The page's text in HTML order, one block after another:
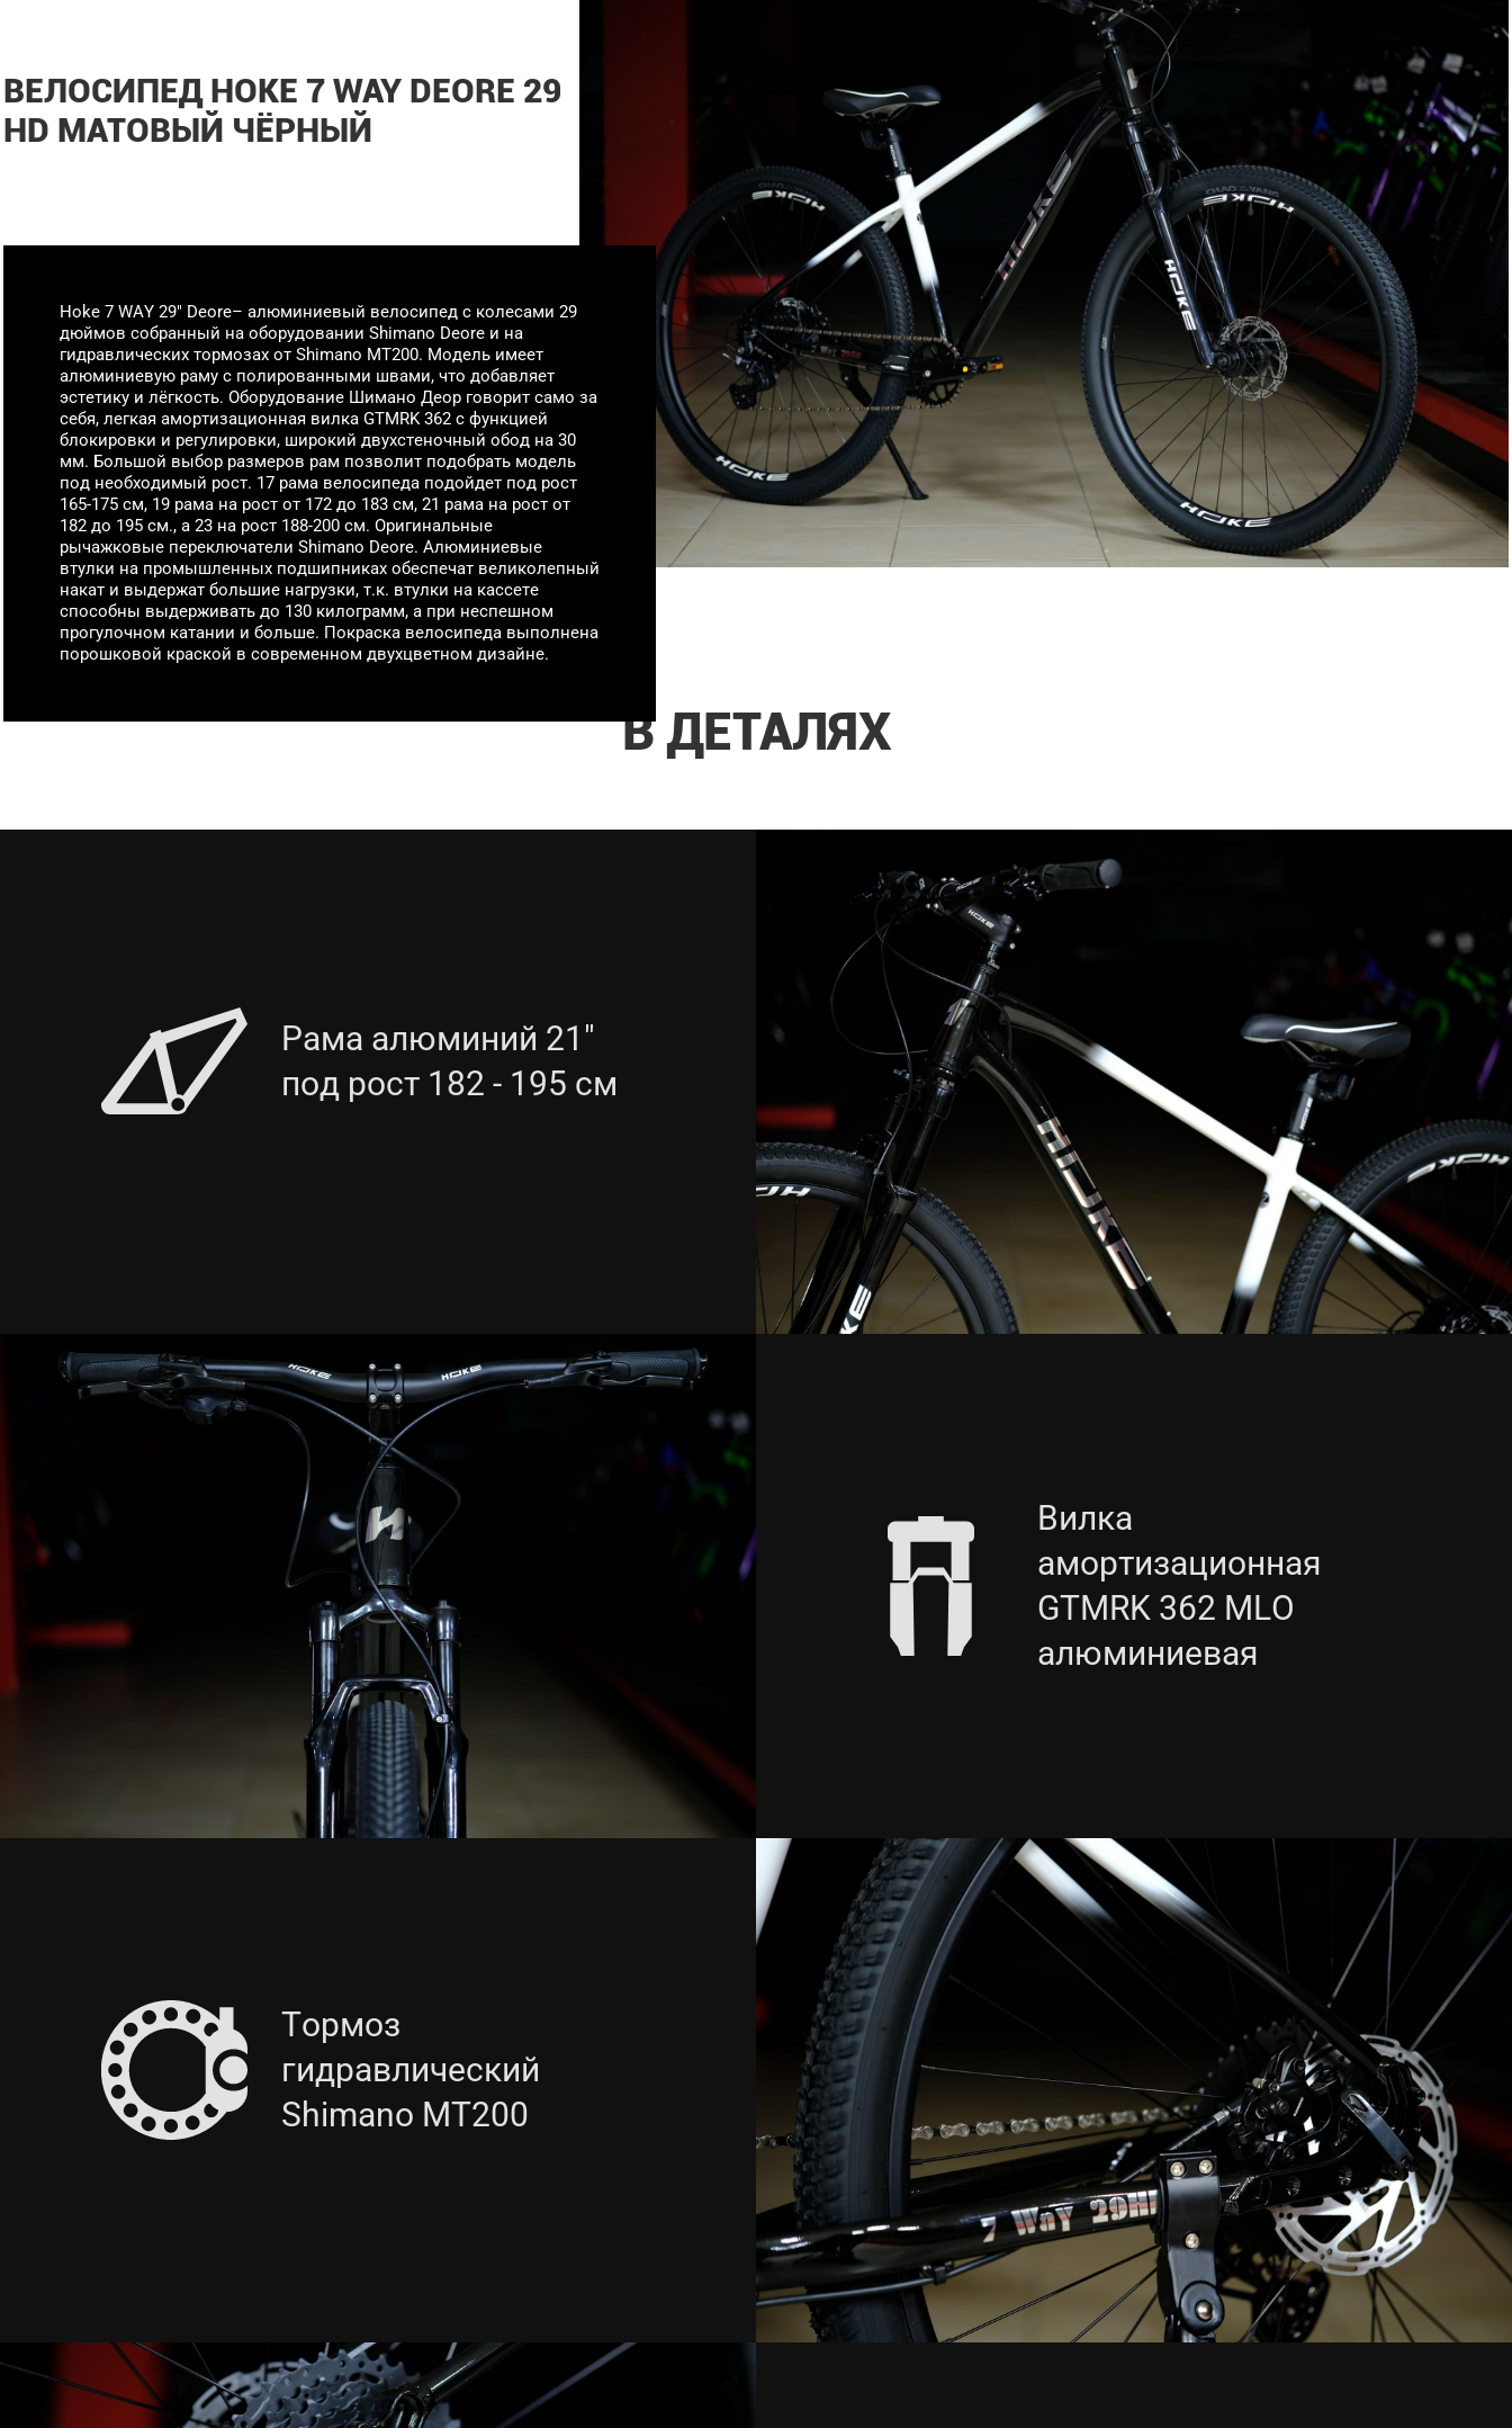
ВЕЛОСИПЕД HOKE 7 WAY DEORE 29
HD МАТОВЫЙ ЧЁРНЫЙ
Hoke 7 WAY 29" Deore– алюминиевый велосипед с колесами 29
дюймов собранный на оборудовании Shimano Deore и на
гидравлических тормозах от Shimano MT200. Модель имеет
алюминиевую раму с полированными швами, что добавляет
эстетику и лёгкость. Оборудование Шимано Деор говорит само за
себя, легкая амортизационная вилка GTMRK 362 с функцией
блокировки и регулировки, широкий двухстеночный обод на 30
мм. Большой выбор размеров рам позволит подобрать модель
под необходимый рост. 17 рама велосипеда подойдет под рост
165-175 см, 19 рама на рост от 172 до 183 см, 21 рама на рост от
182 до 195 см., а 23 на рост 188-200 см. Оригинальные
рычажковые переключатели Shimano Deore. Алюминиевые
втулки на промышленных подшипниках обеспечат великолепный
накат и выдержат большие нагрузки, т.к. втулки на кассете
способны выдерживать до 130 килограмм, а при неспешном
прогулочном катании и больше. Покраска велосипеда выполнена
порошковой краской в современном двухцветном дизайне.
В ДЕТАЛЯХ
Рама алюминий 21"
под рост 182 - 195 см
Вилка
амортизационная
GTMRK 362 MLO
алюминиевая
Тормоз
гидравлический
Shimano MT200